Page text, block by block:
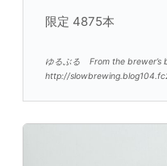
限定 4875本
ゆるぶる From the brewer’s
http://